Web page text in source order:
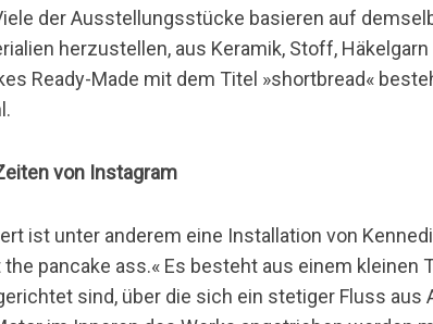
der Ausstellungsstücke basieren auf
herzustellen, aus Keramik, Stoff,
Ready-Made mit dem Titel »shortbread«
von Instagram
ist unter anderem eine Installation von
pancake ass.« Es besteht aus einem kleinen
sind, über die sich ein stetiger Fluss aus